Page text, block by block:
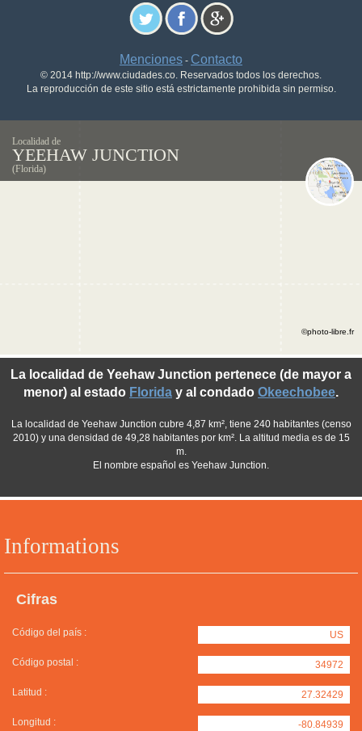
Menciones - Contacto
© 2014 http://www.ciudades.co. Reservados todos los derechos.
La reproducción de este sitio está estrictamente prohibida sin permiso.
Localidad de
YEEHAW JUNCTION
(Florida)
Informations
Cifras
Código del país : US
Código postal : 34972
Latitud : 27.32429
Longitud : -80.84939
La localidad de Yeehaw Junction pertenece (de mayor a
menor) al estado Florida y al condado Okeechobee.
La localidad de Yeehaw Junction cubre 4,87 km², tiene 240 habitantes (censo
2010) y una densidad de 49,28 habitantes por km². La altitud media es de 15
m.
El nombre español es Yeehaw Junction.
©photo-libre.fr